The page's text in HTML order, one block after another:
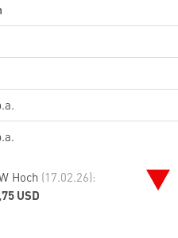
Hoch (17.02.26):
USD